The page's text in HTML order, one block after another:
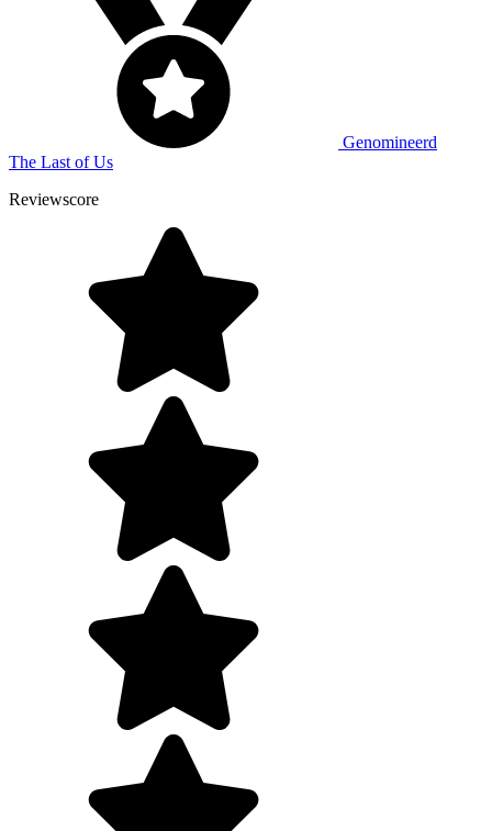
Genomineerd
The Last of Us
Reviewscore